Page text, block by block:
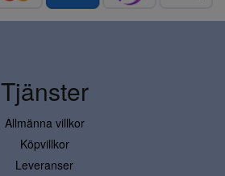
Tjänster
Allmänna villkor
Köpvillkor
Leveranser